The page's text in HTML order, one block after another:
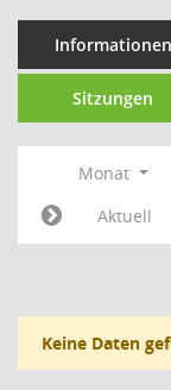
Informationen
Sitzungen
Monat
Aktuell
Keine Daten